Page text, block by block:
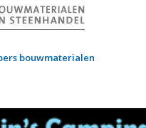
bouwmaterialen